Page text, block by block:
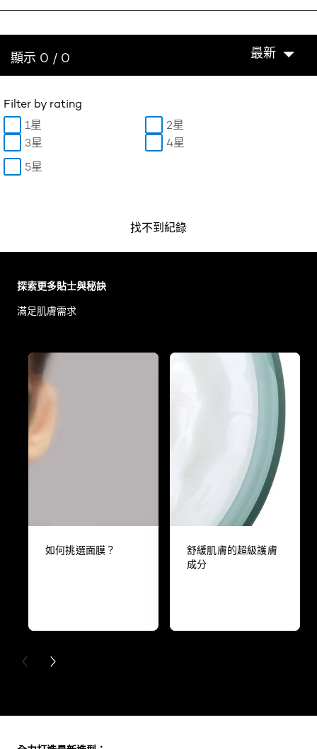
顯示 0 / 0 最新
Filter by rating
1星
2星
3星
4星
5星
找不到紀錄
探索更多貼士與秘訣
滿足肌膚需求
如何挑選面膜？
舒緩肌膚的超級護膚
成分
PREVIOUS CARD
NEXT CARD